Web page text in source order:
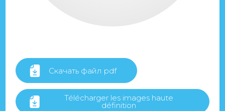
Скачать файл pdf
Télécharger les images haute
définition